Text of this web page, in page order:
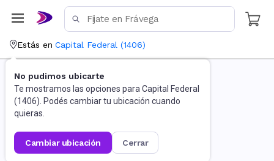
Estás en Capital Federal (1406)
No pudimos ubicarte
Te mostramos las opciones para Capital Federal
(1406). Podés cambiar tu ubicación cuando
quieras.
cambiar ubicación cerrar
La página no existe